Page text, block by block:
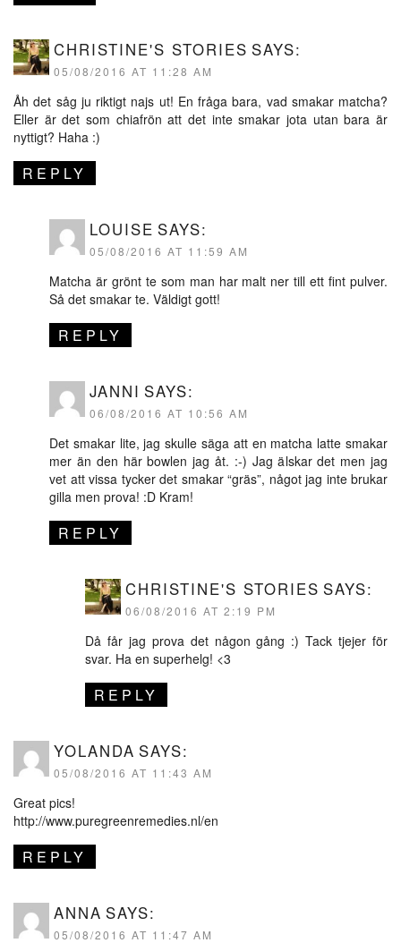
CHRISTINE'S STORIES SAYS:
05/08/2016 AT 11:28 AM
Åh det såg ju riktigt najs ut! En fråga bara, vad smakar matcha?
Eller är det som chiafrön att det inte smakar jota utan bara är
nyttigt? Haha :)
REPLY
LOUISE SAYS:
05/08/2016 AT 11:59 AM
Matcha är grönt te som man har malt ner till ett fint pulver.
Så det smakar te. Väldigt gott!
REPLY
JANNI SAYS:
06/08/2016 AT 10:56 AM
Det smakar lite, jag skulle säga att en matcha latte smakar
mer än den här bowlen jag åt. :-) Jag älskar det men jag
vet att vissa tycker det smakar “gräs”, något jag inte brukar
gilla men prova! :D Kram!
REPLY
CHRISTINE'S STORIES SAYS:
06/08/2016 AT 2:19 PM
Då får jag prova det någon gång :) Tack tjejer för
svar. Ha en superhelg! <3
REPLY
YOLANDA SAYS:
05/08/2016 AT 11:43 AM
Great pics!
http://www.puregreenremedies.nl/en
REPLY
ANNA SAYS:
05/08/2016 AT 11:47 AM